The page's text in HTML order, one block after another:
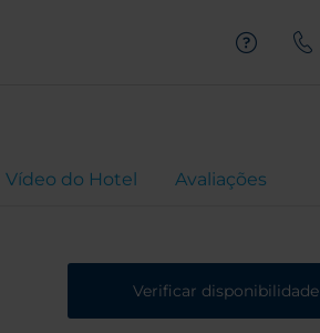
Vídeo do Hotel Avaliações
Verificar disponibilidade